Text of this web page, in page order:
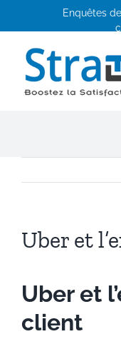
Enquêtes
Uber et
Uber et
client